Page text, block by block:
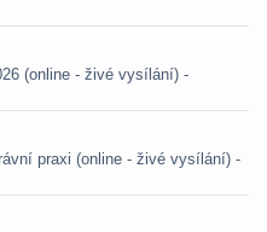
(online - živé vysílání) -
praxi (online - živé vysílání) -